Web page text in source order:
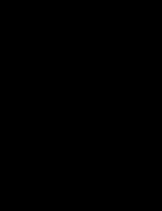
Vorstellung